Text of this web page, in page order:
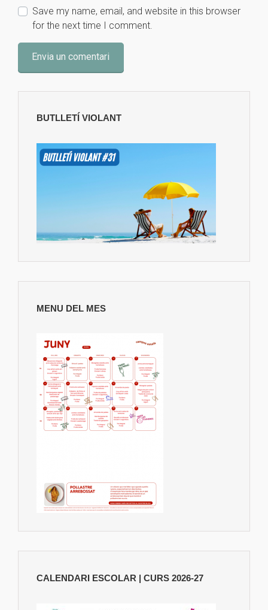
Save my name, email, and website in this browser
for the next time I comment.
BUTLLETÍ VIOLANT
MENU DEL MES
CALENDARI ESCOLAR | CURS 2026-27